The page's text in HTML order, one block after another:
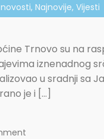
, Najnovije, Vijesti
Trnovo su na
iznenadnog
u sradnji sa
je i […]